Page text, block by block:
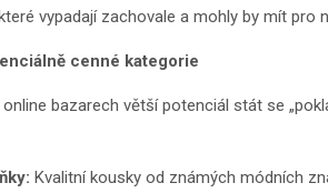
vypadají zachovale a mohly by mít pro
cenné kategorie
bazarech větší potenciál stát se
Kvalitní kousky od známých módních